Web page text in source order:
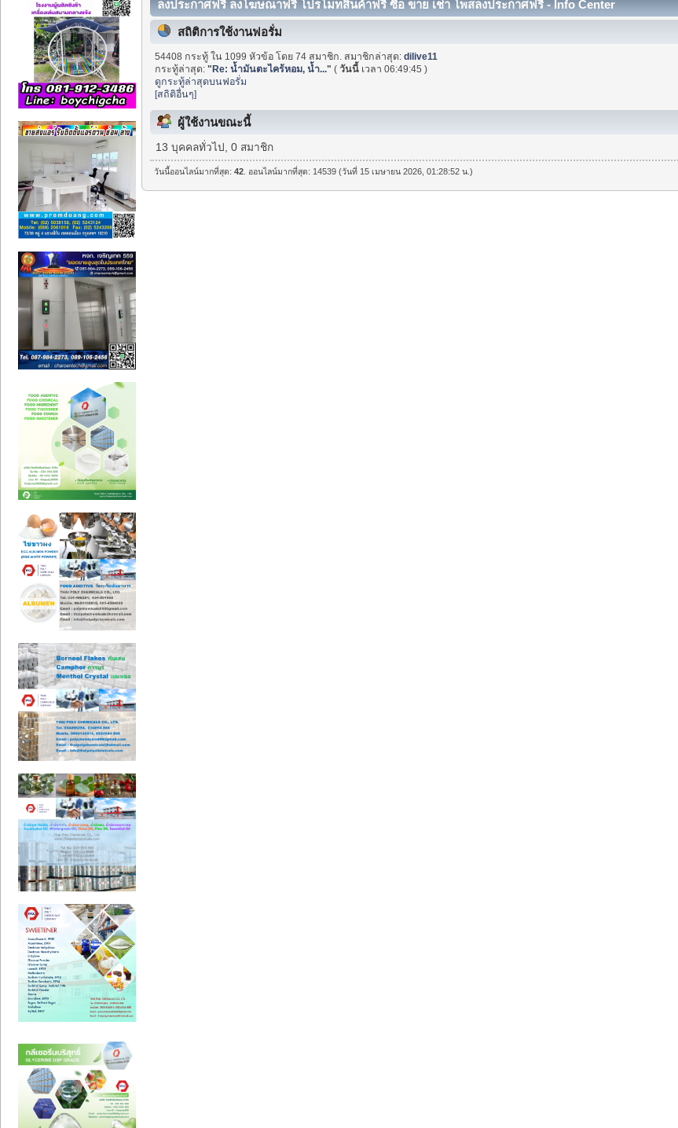
ลงประกาศฟรี ลงโฆษณาฟรี โปรโมทสินค้าฟรี ซื้อ ขาย เช่า โพสลงประกาศฟรี - Info Center
สถิติการใช้งานฟอรั่ม
54408 กระทู้ ใน 1099 หัวข้อ โดย 74 สมาชิก. สมาชิกล่าสุด:dilive11
กระทู้ล่าสุด:"Re: น้ำมันตะไคร้หอม, น้ำ..." (วันนี้ เวลา 06:49:45 )
ดูกระทู้ล่าสุดบนฟอรั่ม
[สถิติอื่นๆ]
ผู้ใช้งานขณะนี้
13 บุคคลทั่วไป, 0 สมาชิก
วันนี้ออนไลน์มากที่สุด:42 . ออนไลน์มากที่สุด: 14539 (วันที่ 15 เมษายน 2026, 01:28:52 น.)